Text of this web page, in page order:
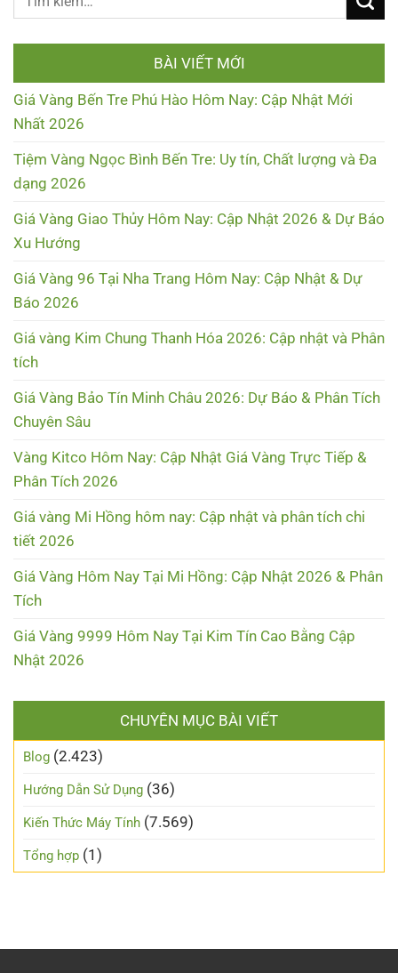
BÀI VIẾT MỚI
Giá Vàng Bến Tre Phú Hào Hôm Nay: Cập Nhật Mới
Nhất 2026
Tiệm Vàng Ngọc Bình Bến Tre: Uy tín, Chất lượng và Đa
dạng 2026
Giá Vàng Giao Thủy Hôm Nay: Cập Nhật 2026 & Dự Báo
Xu Hướng
Giá Vàng 96 Tại Nha Trang Hôm Nay: Cập Nhật & Dự
Báo 2026
Giá vàng Kim Chung Thanh Hóa 2026: Cập nhật và Phân
tích
Giá Vàng Bảo Tín Minh Châu 2026: Dự Báo & Phân Tích
Chuyên Sâu
Vàng Kitco Hôm Nay: Cập Nhật Giá Vàng Trực Tiếp &
Phân Tích 2026
Giá vàng Mi Hồng hôm nay: Cập nhật và phân tích chi
tiết 2026
Giá Vàng Hôm Nay Tại Mi Hồng: Cập Nhật 2026 & Phân
Tích
Giá Vàng 9999 Hôm Nay Tại Kim Tín Cao Bằng Cập
Nhật 2026
CHUYÊN MỤC BÀI VIẾT
Blog (2.423)
Hướng Dẫn Sử Dụng (36)
Kiến Thức Máy Tính (7.569)
Tổng hợp (1)